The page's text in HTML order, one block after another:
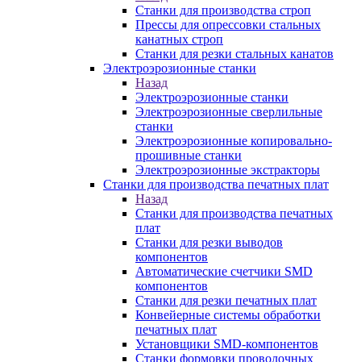
Станки для производства строп
Прессы для опрессовки стальных
канатных строп
Станки для резки стальных канатов
Электроэрозионные станки
Назад
Электроэрозионные станки
Электроэрозионные сверлильные
станки
Электроэрозионные копировально-
прошивные станки
Электроэрозионные экстракторы
Станки для производства печатных плат
Назад
Станки для производства печатных
плат
Станки для резки выводов
компонентов
Автоматические счетчики SMD
компонентов
Станки для резки печатных плат
Конвейерные системы обработки
печатных плат
Установщики SMD-компонентов
Станки формовки проволочных